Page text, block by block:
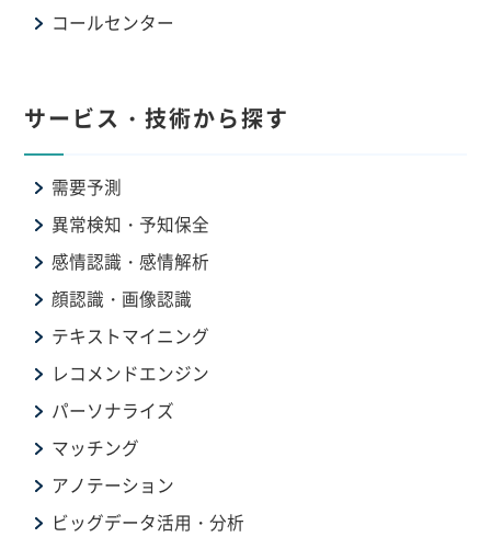
コールセンター
サービス・技術から探す
需要予測
異常検知・予知保全
感情認識・感情解析
顔認識・画像認識
テキストマイニング
レコメンドエンジン
パーソナライズ
マッチング
アノテーション
ビッグデータ活用・分析